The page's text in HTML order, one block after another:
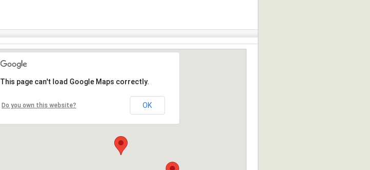
This page can't load Google Maps correctly.
Do you own this website? OK